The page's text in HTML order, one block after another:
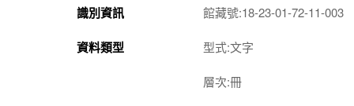
識別資訊 館藏號:18-23-01-72-11-003
資料類型 型式:文字
層次:冊